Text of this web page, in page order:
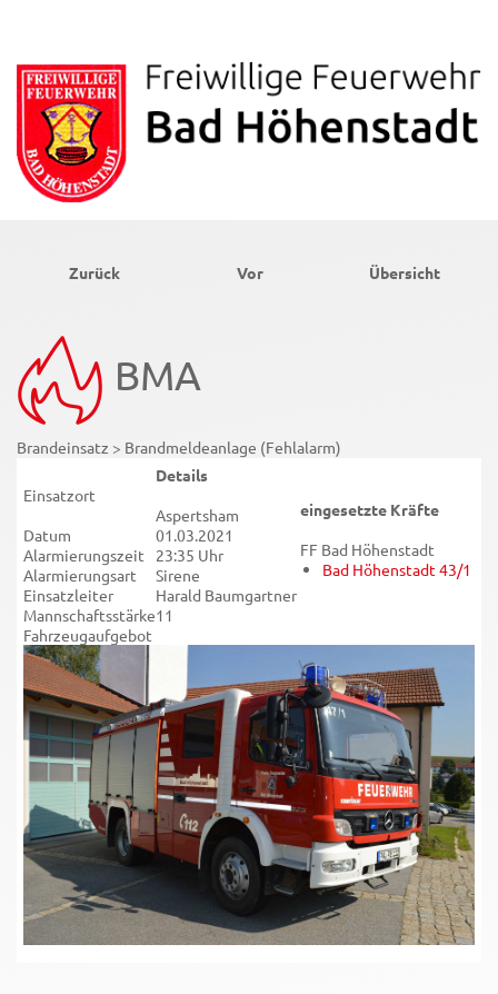
Zurück Vor Übersicht
BMA
Brandeinsatz > Brandmeldeanlage (Fehlalarm)
Einsatzort
Details
Aspertsham
Datum
01.03.2021
Alarmierungszeit
23:35 Uhr
Alarmierungsart
Sirene
Einsatzleiter
Harald Baumgartner
Mannschaftsstärke11
eingesetzte Kräfte
FF Bad Höhenstadt
Bad Höhenstadt 43/1
Fahrzeugaufgebot